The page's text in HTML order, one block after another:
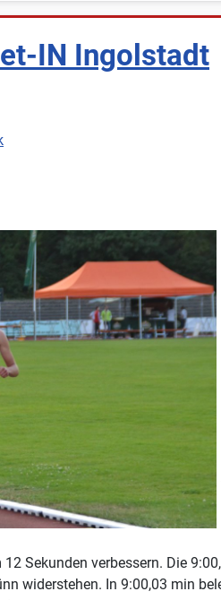
IN Ingolstadt
Sekunden verbessern. Die
widerstehen. In 9:00,03 min